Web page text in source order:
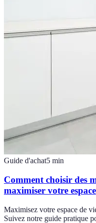
Guide d'achat5 min
Comment choisir des
maximiser votre espace
Maximisez votre espace de
Suivez notre guide pratique